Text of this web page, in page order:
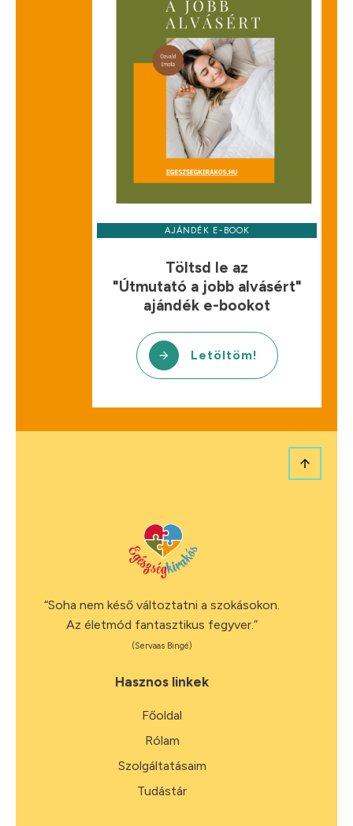
AJÁNDÉK E-BOOK
Töltsd le az
"Útmutató a jobb alvásért"
ajándék e-bookot
Letöltöm!
“Soha nem késő változtatni a szokásokon.
Az életmód fantasztikus fegyver.”
(Servaas Bingé)
Hasznos linkek
Főoldal
Rólam
Szolgáltatásaim
Tudástár